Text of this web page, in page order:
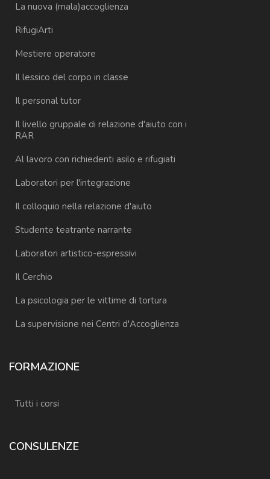
La nuova (mala)accoglienza
RifugiArti
Mestiere operatore
Il lessico del corpo in classe
Il personal tutor
Il livello gruppale di relazione d'aiuto con i
RAR
Al lavoro con richiedenti asilo e rifugiati
Laboratori per l'integrazione
Il colloquio nella relazione d'aiuto
Studente teatrante narrante
Laboratori artistico-espressivi
Il Cerchio
La psicologia per le vittime di tortura
La supervisione nei Centri d'Accoglienza
FORMAZIONE
Tutti i corsi
CONSULENZE